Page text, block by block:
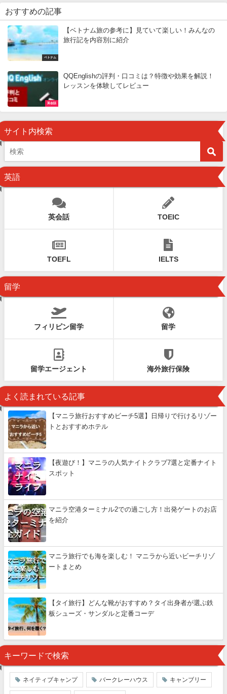
おすすめの記事
ベトナム
【ベトナム旅の参考に】見ていて楽しい！みんなの
旅行記を内容別に紹介
英会話
QQEnglishの評判・口コミは？特徴や効果を解説！
レッスンを体験してレビュー
サイト内検索
英語
英会話 TOEIC
TOEFL IELTS
留学
フィリピン留学 留学
留学エージェント 海外旅行保険
よく読まれている記事
【マニラ旅行おすすめビーチ5選】日帰りで行けるリゾー
トとおすすめホテル
【夜遊び！】マニラの人気ナイトクラブ7選と定番ナイト
スポット
マニラ空港ターミナル2での過ごし方！出発ゲートのお店
を紹介
マニラ旅行でも海を楽しむ！ マニラから近いビーチリゾ
ートまとめ
【タイ旅行】どんな靴がおすすめ？タイ出身者が選ぶ鉄
板シューズ・サンダルと定番コーデ
キーワードで検索
ネイティブキャンプ バークレーハウス キャンブリー